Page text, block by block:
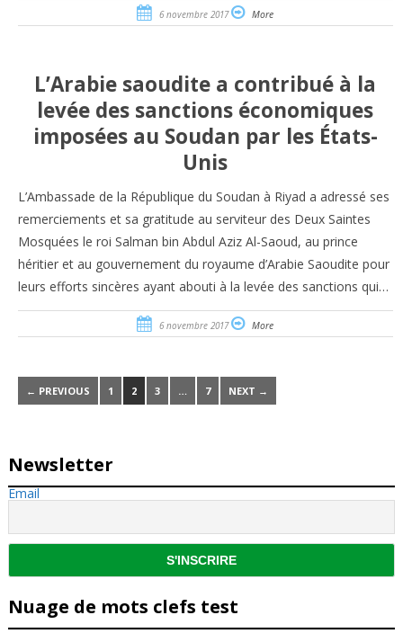
6 novembre 2017 More
L’Arabie saoudite a contribué à la
levée des sanctions économiques
imposées au Soudan par les États-
Unis
L’Ambassade de la République du Soudan à Riyad a adressé ses
remerciements et sa gratitude au serviteur des Deux Saintes
Mosquées le roi Salman bin Abdul Aziz Al-Saoud, au prince
héritier et au gouvernement du royaume d’Arabie Saoudite pour
leurs efforts sincères ayant abouti à la levée des sanctions qui…
6 novembre 2017 More
← PREVIOUS 1 2 3 … 7 NEXT →
Newsletter
Email
Nuage de mots clefs test